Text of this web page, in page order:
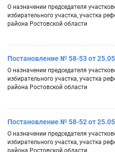
О назначении председателя
избирательного участка, участка
района Ростовской области
Постановление № 58-53 от
О назначении председателя
избирательного участка, участка
района Ростовской области
Постановление № 58-52 от
О назначении председателя
избирательного участка, участка
района Ростовской области